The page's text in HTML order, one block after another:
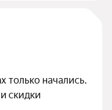
только начались.
скидки